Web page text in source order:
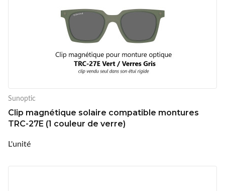
Sunoptic
Clip magnétique solaire compatible montures
TRC-27E (1 couleur de verre)
L'unité